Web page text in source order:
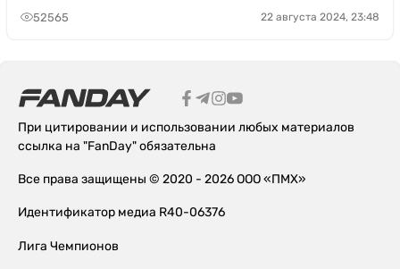
52565 22 августа 2024, 23:48
При цитировании и использовании любых материалов
ссылка на "FanDay" обязательна
Все права защищены © 2020 - 2026 ООО «ПМХ»
Идентификатор медиа R40-06376
Лига Чемпионов